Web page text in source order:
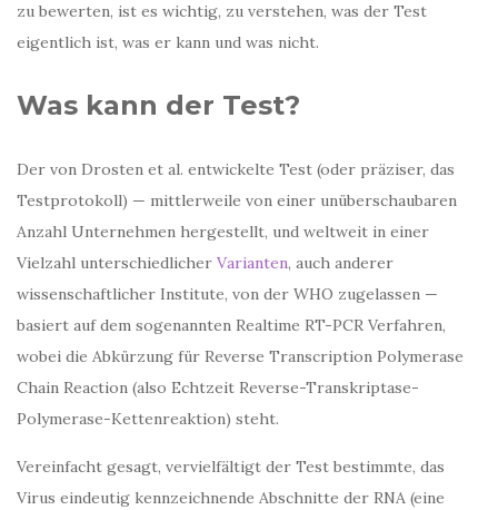
zu bewerten, ist es wichtig, zu verstehen, was der Test
eigentlich ist, was er kann und was nicht.
Was kann der Test?
Der von Drosten et al. entwickelte Test (oder präziser, das
Testprotokoll) — mittlerweile von einer unüberschaubaren
Anzahl Unternehmen hergestellt, und weltweit in einer
Vielzahl unterschiedlicher Varianten, auch anderer
wissenschaftlicher Institute, von der WHO zugelassen —
basiert auf dem sogenannten Realtime RT-PCR Verfahren,
wobei die Abkürzung für Reverse Transcription Polymerase
Chain Reaction (also Echtzeit Reverse-Transkriptase-
Polymerase-Kettenreaktion) steht.
Vereinfacht gesagt, vervielfältigt der Test bestimmte, das
Virus eindeutig kennzeichnende Abschnitte der RNA (eine